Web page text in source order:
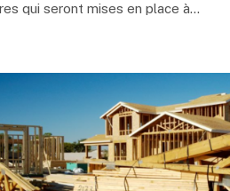
qui seront mises en place à…